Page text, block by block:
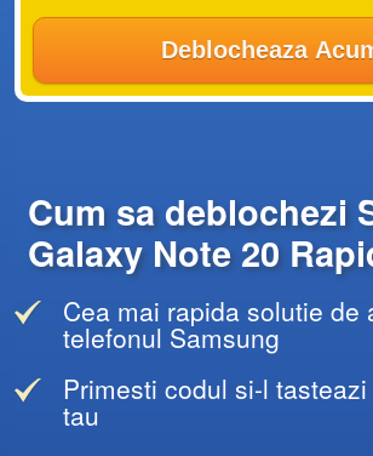
Deblocheaza
Cum sa deblochezi
Galaxy Note 20
Cea mai rapida solutie de
telefonul Samsung
Primesti codul si-l
tau